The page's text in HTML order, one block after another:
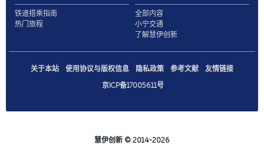
铁道搭乘指南
热门旅程
全部内容
小宁交通
了解慧伊创新
关于本站 使用协议与版权信息 隐私政策 参考文献
友情链接
京ICP备17005611号
慧伊创新 © 2014-2026